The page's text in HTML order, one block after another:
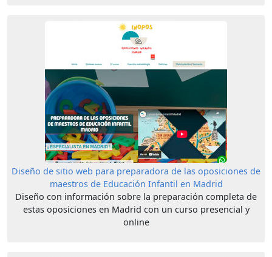
Diseño de sitio web para preparadora de las oposiciones de
maestros de Educación Infantil en Madrid
Diseño con información sobre la preparación completa de
estas oposiciones en Madrid con un curso presencial y
online